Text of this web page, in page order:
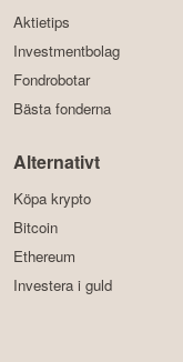
Aktietips
Investmentbolag
Fondrobotar
Bästa fonderna
Alternativt
Köpa krypto
Bitcoin
Ethereum
Investera i guld